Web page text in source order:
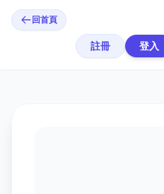
回首頁
註冊 登入